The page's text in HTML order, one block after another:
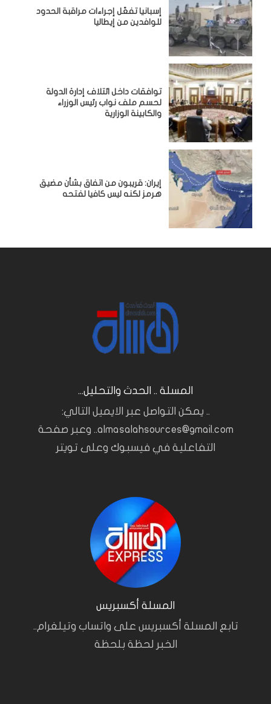
إسبانيا تفعّل إجراءات مراقبة الحدود
للوافدين من إيطاليا
توافقات داخل ائتلاف إدارة الدولة
لحسم ملف نواب رئيس الوزراء
والكابينة الوزارية
إيران: قريبون من اتفاق بشأن مضيق
هرمز لكنه ليس كافيا لفتحه
المسلة .. الحدث والتحليل...
.. يمكن التواصل عبر الايميل التالي:
almasalahsources@gmail.com.. وعبر صفحة
التفاعلية في فيسبوك وعلى تويتر
المسلة أكسبريس
تابع المسلة أكسبريس على واتساب وتيلغرام..
الخبر لحظة بلحظة